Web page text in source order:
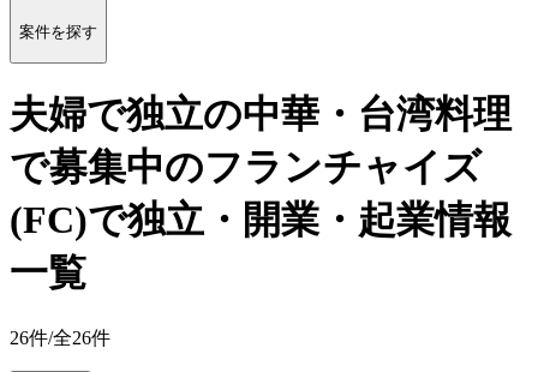
案件を探す
夫婦で独立の中華・台湾料理
で募集中のフランチャイズ
(FC)で独立・開業・起業情報
一覧
26件/全26件